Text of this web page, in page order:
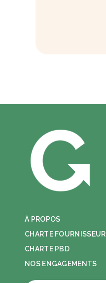
À PROPOS
CHARTE FOURNISSEUR
CHARTE PBD
NOS ENGAGEMENTS